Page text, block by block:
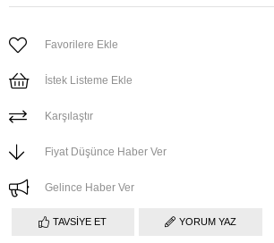
Favorilere Ekle
İstek Listeme Ekle
Karşılaştır
Fiyat Düşünce Haber Ver
Gelince Haber Ver
TAVSIYE ET YORUM YAZ